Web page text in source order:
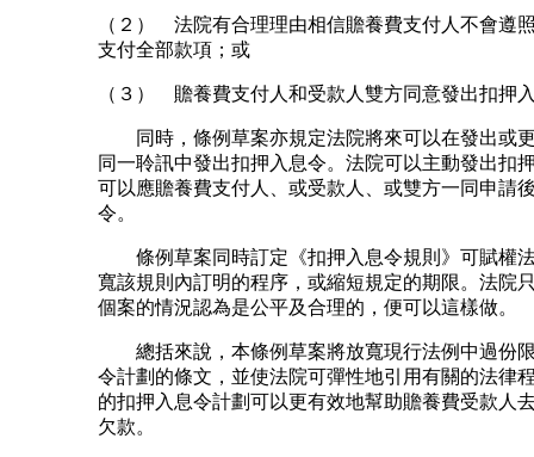
（２） 法院有合理理由相信贍養費支付人不會遵
支付全部款項；或
（３） 贍養費支付人和受款人雙方同意發出扣押
同時，條例草案亦規定法院將來可以在發出或
同一聆訊中發出扣押入息令。法院可以主動發出扣
可以應贍養費支付人、或受款人、或雙方一同申請
令。
條例草案同時訂定《扣押入息令規則》可賦權
寬該規則內訂明的程序，或縮短規定的期限。法院
個案的情況認為是公平及合理的，便可以這樣做。
總括來說，本條例草案將放寬現行法例中過份
令計劃的條文，並使法院可彈性地引用有關的法律
的扣押入息令計劃可以更有效地幫助贍養費受款人
欠款。